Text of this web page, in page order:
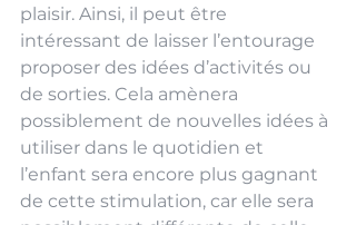
plaisir. Ainsi, il peut être
intéressant de laisser l’entourage
proposer des idées d’activités ou
de sorties. Cela amènera
possiblement de nouvelles idées à
utiliser dans le quotidien et
l’enfant sera encore plus gagnant
de cette stimulation, car elle sera